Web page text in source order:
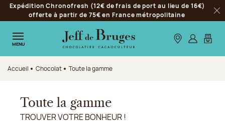
Aller à la navigation
Aller au contenu principal
Aller au pied de page
Expédition Chronofresh (12€ de frais de port au lieu de 16€)
offerte à partir de 75€ en France métropolitaine
MENU Nos boutiques
S’identifier
Mon
Accueil Chocolat Toute la gamme
Toute la gamme
TROUVER VOTRE BONHEUR !